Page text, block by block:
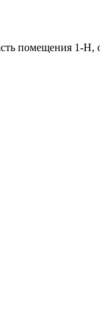
помещения 1-Н,